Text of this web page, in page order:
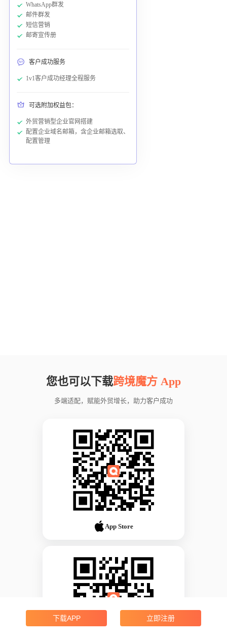
WhatsApp群发
邮件群发
短信营销
邮寄宣传册
客户成功服务
1v1客户成功经理全程服务
可选附加权益包：
外贸营销型企业官网搭建
配置企业域名邮箱，含企业邮箱选取、
配置管理
您也可以下载跨境魔方 App
多端适配，赋能外贸增长，助力客户成功
App Store
下载APP 立即注册